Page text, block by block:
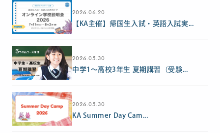
2026.06.20
【KA主催】帰国生入試・英語入試実...
2026.05.30
中学1〜高校3年生 夏期講習（受験...
2026.05.30
KA Summer Day Cam...